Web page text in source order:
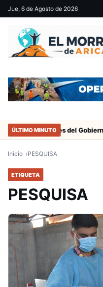
Jue, 6 de Agosto de 2026
ÚLTIMO MINUTO
solo a militantes del Gobierno
Inicio PESQUISA
ETIQUETA
PESQUISA